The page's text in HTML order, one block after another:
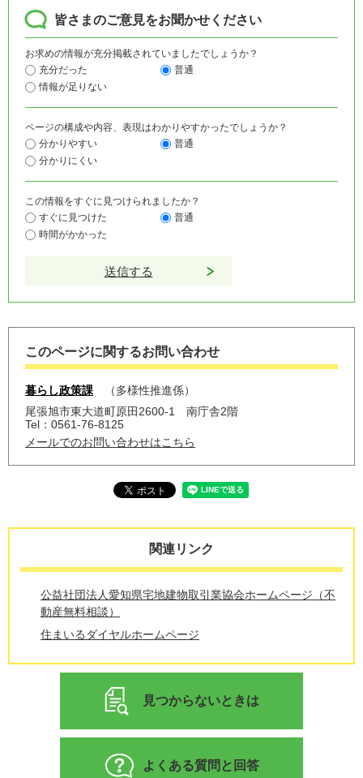
皆さまのご意見をお聞かせください
お求めの情報が充分掲載されていましたでしょうか？
充分だった
普通
情報が足りない
ページの構成や内容、表現はわかりやすかったでしょうか？
分かりやすい
普通
分かりにくい
この情報をすぐに見つけられましたか？
すぐに見つけた
普通
時間がかかった
このページに関するお問い合わせ
暮らし政策課
多様性推進係
尾張旭市東大道町原田2600-1 南庁舎2階
Tel：0561-76-8125
メールでのお問い合わせはこちら
関連リンク
公益社団法人愛知県宅地建物取引業協会ホームページ（不
動産無料相談）
住まいるダイヤルホームページ
見つからないときは
よくある質問と回答